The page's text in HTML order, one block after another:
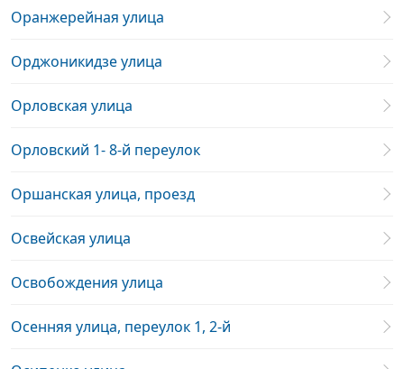
Оранжерейная улица
Орджоникидзе улица
Орловская улица
Орловский 1- 8-й переулок
Оршанская улица, проезд
Освейская улица
Освобождения улица
Осенняя улица, переулок 1, 2-й